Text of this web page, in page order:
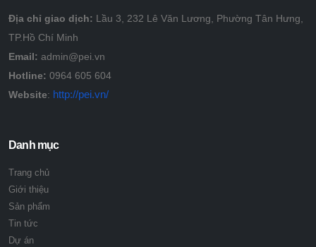
Địa chỉ giao dịch: Lầu 3, 232 Lê Văn Lương, Phường Tân Hưng,
TP.Hồ Chí Minh
Email: admin@pei.vn
Hotline: 0964 605 604
Website: http://pei.vn/
Danh mục
Trang chủ
Giới thiệu
Sản phẩm
Tin tức
Dự án